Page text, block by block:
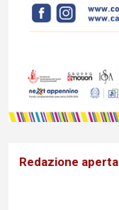
Redazione aperta